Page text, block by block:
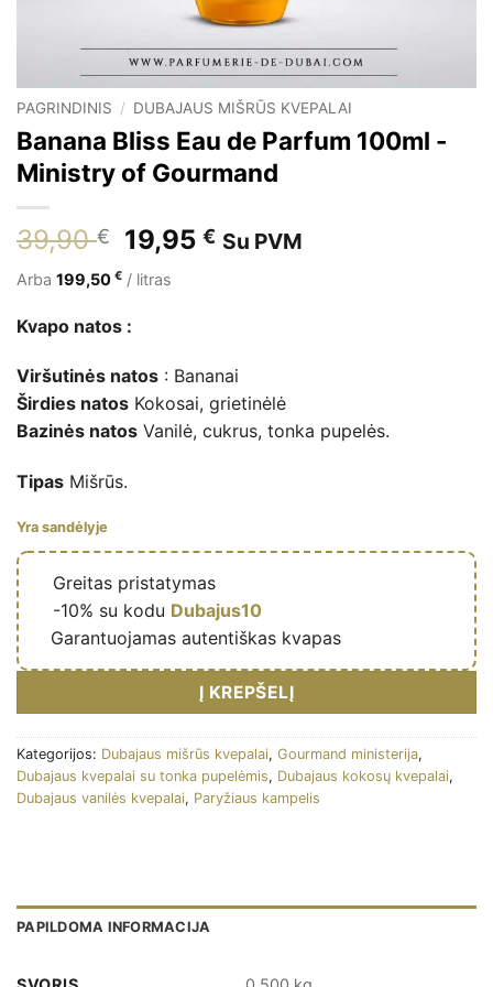
PAGRINDINIS / DUBAJAUS MIŠRŪS KVEPALAI
Banana Bliss Eau de Parfum 100ml -
Ministry of Gourmand
39,90€
Pradinė
kaina
buvo:
39,90 €.
19,95€Dabartinė
Su PVM
Arba 199,50 € / litras
Kvapo natos :
Viršutinės natos : Bananai
Širdies natos Kokosai, grietinėlė
Bazinės natos Vanilė, cukrus, tonka pupelės.
Tipas Mišrūs.
Yra sandėlyje
Greitas pristatymas
-10% su kodu Dubajus10
Garantuojamas autentiškas kvapas
Į KREPŠELĮ
Kategorijos: Dubajaus mišrūs kvepalai, Gourmand ministerija,
Dubajaus kvepalai su tonka pupelėmis, Dubajaus kokosų kvepalai,
Dubajaus vanilės kvepalai, Paryžiaus kampelis
PAPILDOMA INFORMACIJA